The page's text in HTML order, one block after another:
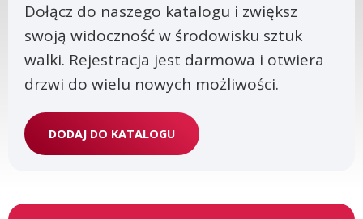
Dołącz do naszego katalogu i zwiększ
swoją widoczność w środowisku sztuk
walki. Rejestracja jest darmowa i otwiera
drzwi do wielu nowych możliwości.
DODAJ DO KATALOGU